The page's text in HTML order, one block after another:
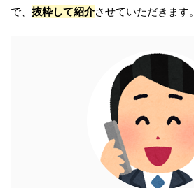
で、 抜粋して紹介させていただきます。